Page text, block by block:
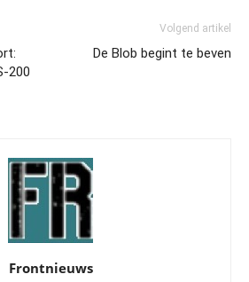
200
Volgend artikel
De Blob begint te beven
Frontnieuws